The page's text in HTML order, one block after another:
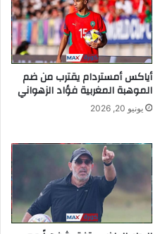
أياكس أمستردام يقترب من ضم
الموهبة المغربية فؤاد الزهواني
يونيو 20, 2026